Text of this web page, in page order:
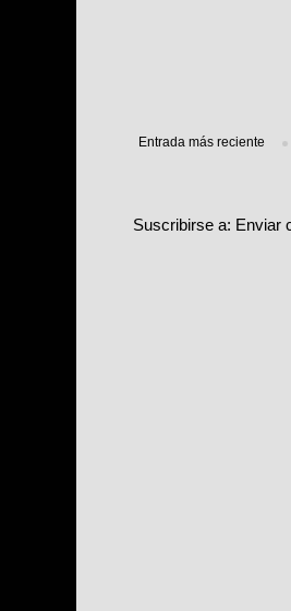
Entrada más reciente
Suscribirse a: Enviar